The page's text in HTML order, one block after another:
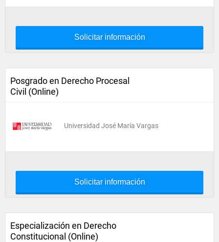
Solicitar información
Posgrado en Derecho Procesal
Civil (Online)
Universidad José María Vargas
Solicitar información
Especialización en Derecho
Constitucional (Online)